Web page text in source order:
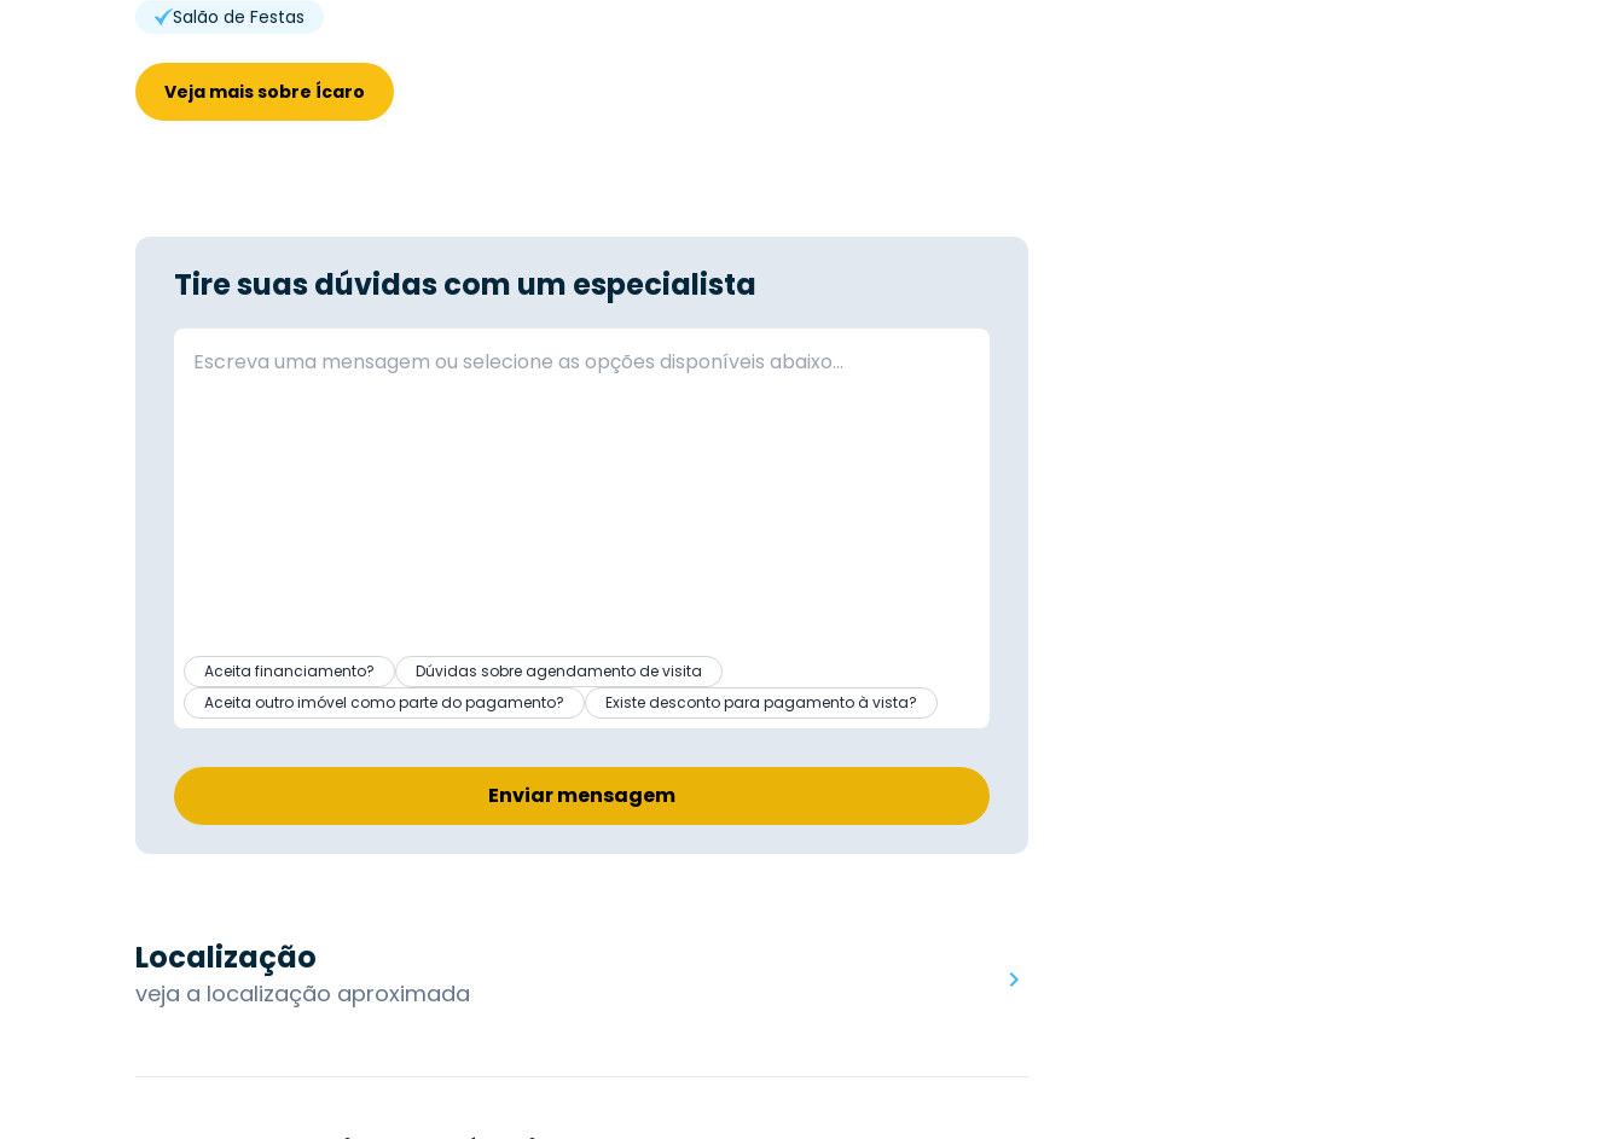
Salão de Festas
Veja mais sobre Ícaro
Tire suas dúvidas com um especialista
Aceita financiamento?
Dúvidas sobre agendamento de visita
Aceita outro imóvel como parte do pagamento?
Existe desconto para pagamento à vista?
Enviar mensagem
Localização
veja a localização aproximada